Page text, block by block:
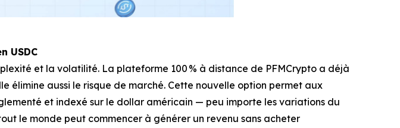
USDC
et la volatilité. La plateforme 100 % à distance de PFMCrypto a déjà
élimine aussi le risque de marché. Cette nouvelle option permet aux
et indexé sur le dollar américain — peu importe les variations du
le monde peut commencer à générer un revenu sans acheter